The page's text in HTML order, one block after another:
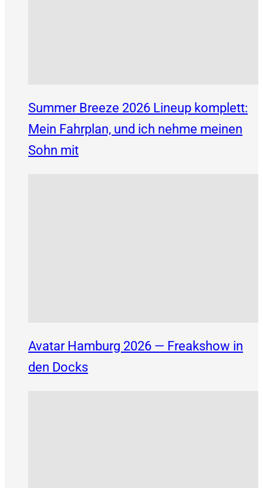
Summer Breeze 2026 Lineup komplett:
Mein Fahrplan, und ich nehme meinen
Sohn mit
Avatar Hamburg 2026 — Freakshow in
den Docks